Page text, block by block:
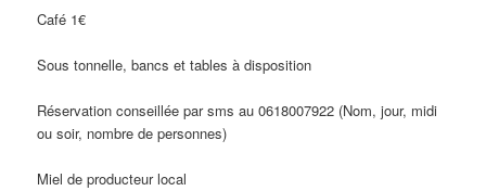
Café 1€
Sous tonnelle, bancs et tables à disposition
Réservation conseillée par sms au 0618007922 (Nom, jour, midi
ou soir, nombre de personnes)
Miel de producteur local